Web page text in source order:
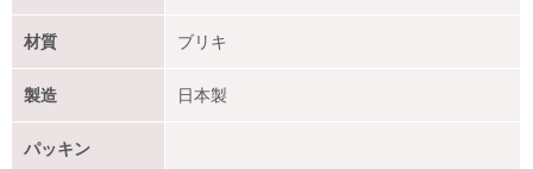
材質 ブリキ
製造 日本製
パッキン